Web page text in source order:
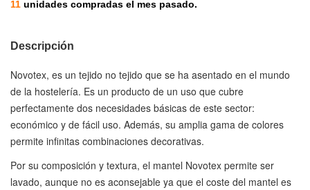
11 unidades compradas el mes pasado.
Descripción
Novotex, es un tejido no tejido que se ha asentado en el mundo
de la hostelería. Es un producto de un uso que cubre
perfectamente dos necesidades básicas de este sector:
económico y de fácil uso. Además, su amplia gama de colores
permite infinitas combinaciones decorativas.
Por su composición y textura, el mantel Novotex permite ser
lavado, aunque no es aconsejable ya que el coste del mantel es